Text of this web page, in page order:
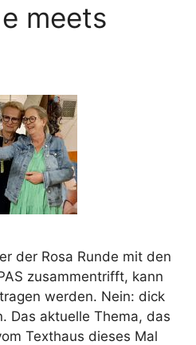
meets
der Rosa Runde mit den
zusammentrifft, kann
werden. Nein: dick
Das aktuelle Thema, das
Texthaus dieses Mal